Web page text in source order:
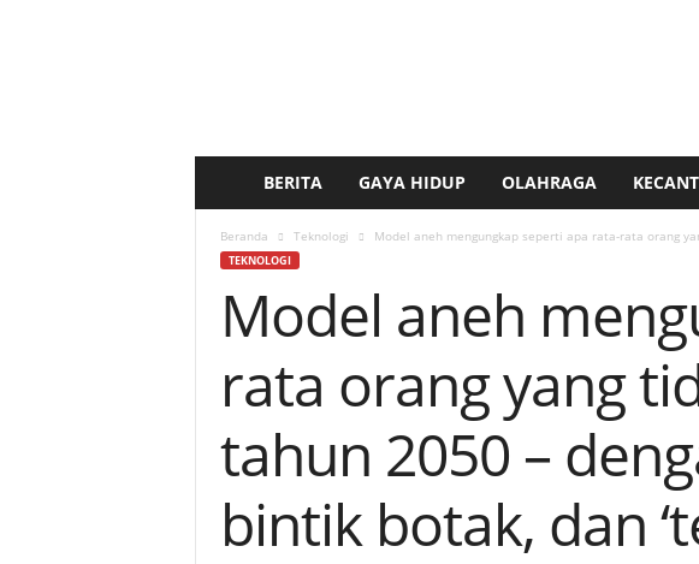
e
i
t
a
i
BERITA GAYA HIDUP OLAHRAGA
Beranda Teknologi Model aneh mengungkap seperti apa rata-rata orang
TEKNOLOGI
Model aneh
rata orang yang
tahun 2050 –
bintik botak, dan